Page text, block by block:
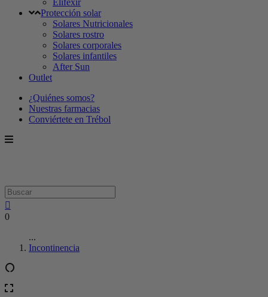
Elifexir
Protección solar
Solares Nutricionales
Solares rostro
Solares corporales
Solares infantiles
After Sun
Outlet
¿Quiénes somos?
Nuestras farmacias
Conviértete en Trébol
0
...
Incontinencia